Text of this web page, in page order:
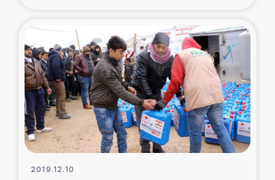
ガザ地区における羊の畜産支援
ガザ地区での公園の緑化を通じた支援事業
ガザ地区における被災住民への緊急支援
ガザ地区酪農を通した女性グループの生計支援
ふりかけ普及と食生活改善による栄養改善事業
2019.12.10